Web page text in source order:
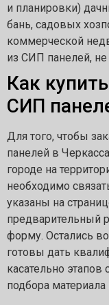
и планировки)
бань, садовых
коммерческой
из СИП панелей, не
Как
СИП
Для того, чтобы
панелей в
городе на
необходимо
указаны на
предварительный
форму. Остались
готовы дать
касательно этапов
подбора материала